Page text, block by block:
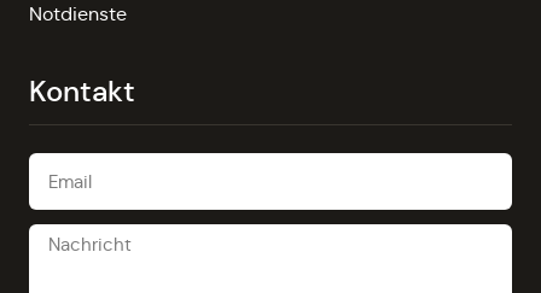
Notdienste
Kontakt